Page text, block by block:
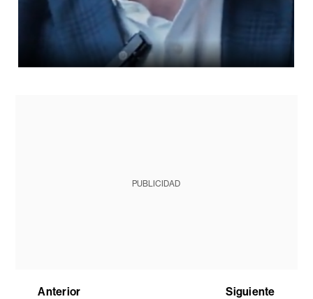
PUBLICIDAD
Anterior Siguiente